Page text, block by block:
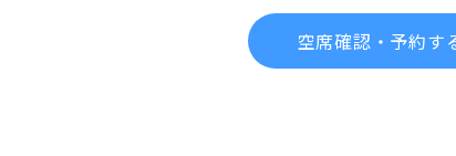
空席確認・予約す